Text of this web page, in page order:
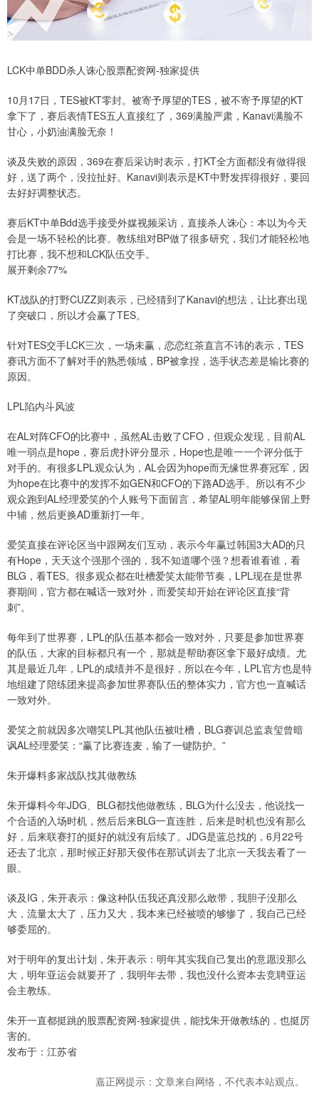
LCK中单BDD杀人诛心股票配资网-独家提供
10月17日，TES被KT零封。被寄予厚望的TES，被不寄予厚望的KT
拿下了，赛后表情TES五人直接红了，369满脸严肃，Kanavi满脸不
甘心，小奶油满脸无奈！
谈及失败的原因，369在赛后采访时表示，打KT全方面都没有做得很
好，送了两个，没拉扯好。Kanavi则表示是KT中野发挥得很好，要回
去好好调整状态。
赛后KT中单Bdd选手接受外媒视频采访，直接杀人诛心：本以为今天
会是一场不轻松的比赛。教练组对BP做了很多研究，我们才能轻松地
打比赛，我不想和LCK队伍交手。
展开剩余77%
KT战队的打野CUZZ则表示，已经猜到了Kanavi的想法，让比赛出现
了突破口，所以才会赢了TES。
针对TES交手LCK三次，一场未赢，恋恋红茶直言不讳的表示，TES
赛讯方面不了解对手的熟悉领域，BP被拿捏，选手状态差是输比赛的
原因。
LPL陷内斗风波
在AL对阵CFO的比赛中，虽然AL击败了CFO，但观众发现，目前AL
唯一弱点是hope，赛后虎扑评分显示，Hope也是唯一一个评分低于
对手的。有很多LPL观众认为，AL会因为hope而无缘世界赛冠军，因
为hope在比赛中的发挥不如GEN和CFO的下路AD选手。所以有不少
观众跑到AL经理爱笑的个人账号下面留言，希望AL明年能够保留上野
中辅，然后更换AD重新打一年。
爱笑直接在评论区当中跟网友们互动，表示今年赢过韩国3大AD的只
有Hope，天天这个强那个强的，我不知道哪个强？想看谁看谁，看
BLG，看TES。很多观众都在吐槽爱笑太能带节奏，LPL现在是世界
赛期间，官方都在喊话一致对外，而爱笑却开始在评论区直接“背
刺”。
每年到了世界赛，LPL的队伍基本都会一致对外，只要是参加世界赛
的队伍，大家的目标都只有一个，那就是帮助赛区拿下最好成绩。尤
其是最近几年，LPL的成绩并不是很好，所以在今年，LPL官方也是特
地组建了陪练团来提高参加世界赛队伍的整体实力，官方也一直喊话
一致对外。
爱笑之前就因多次嘲笑LPL其他队伍被吐槽，BLG赛训总监袁玺曾暗
讽AL经理爱笑：“赢了比赛连麦，输了一键防护。”
朱开爆料多家战队找其做教练
朱开爆料今年JDG、BLG都找他做教练，BLG为什么没去，他说找一
个合适的入场时机，然后后来BLG一直连胜，后来是时机也没有那么
好，后来联赛打的挺好的就没有后续了。JDG是蓝总找的，6月22号
还去了北京，那时候正好那天俊伟在那试训去了北京一天我去看了一
眼。
谈及IG，朱开表示：像这种队伍我还真没那么敢带，我胆子没那么
大，流量太大了，压力又大，我本来已经被喷的够惨了，我自己已经
够委屈的。
对于明年的复出计划，朱开表示：明年其实我自己复出的意愿没那么
大，明年亚运会就要开了，我明年去带，我也没什么资本去竞聘亚运
会主教练。
朱开一直都挺跳的股票配资网-独家提供，能找朱开做教练的，也挺厉
害的。
发布于：江苏省
嘉正网提示：文章来自网络，不代表本站观点。